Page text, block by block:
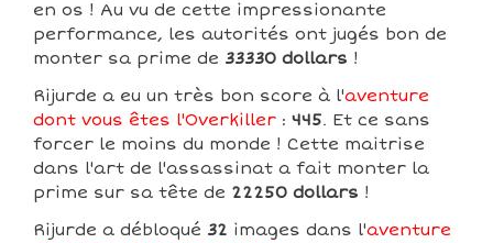
en os ! Au vu de cette impressionante
performance, les autorités ont jugés bon de
monter sa prime de 33330 dollars !
Rijurde a eu un très bon score à l'aventure
dont vous êtes l'Overkiller : 445. Et ce sans
forcer le moins du monde ! Cette maitrise
dans l'art de l'assassinat a fait monter la
prime sur sa tête de 22250 dollars !
Rijurde a débloqué 32 images dans l'aventure